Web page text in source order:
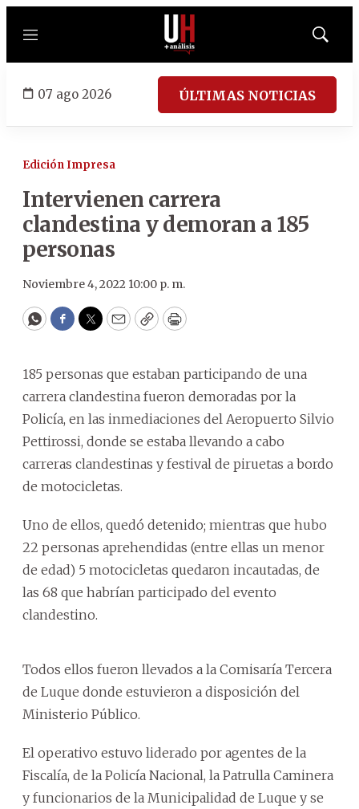
Menú
Mostrar
07 ago 2026 ÚLTIMAS NOTICIAS
Edición Impresa
Intervienen carrera
clandestina y demoran a 185
personas
Noviembre 4, 2022 10:00 p. m.
WhatsApp
Facebook
Twitter
EmailCopyPrint
185 personas que estaban participando de una
carrera clandestina fueron demoradas por la
Policía, en las inmediaciones del Aeropuerto Silvio
Pettirossi, donde se estaba llevando a cabo
carreras clandestinas y festival de piruetas a bordo
de motocicletas.
Uno de ellos, quedó detenido; mientras que hubo
22 personas aprehendidas (entre ellas un menor
de edad) 5 motocicletas quedaron incautadas, de
las 68 que habrían participado del evento
clandestino.
Todos ellos fueron llevados a la Comisaría Tercera
de Luque donde estuvieron a disposición del
Ministerio Público.
El operativo estuvo liderado por agentes de la
Fiscalía, de la Policía Nacional, la Patrulla Caminera
y funcionarios de la Municipalidad de Luque y se